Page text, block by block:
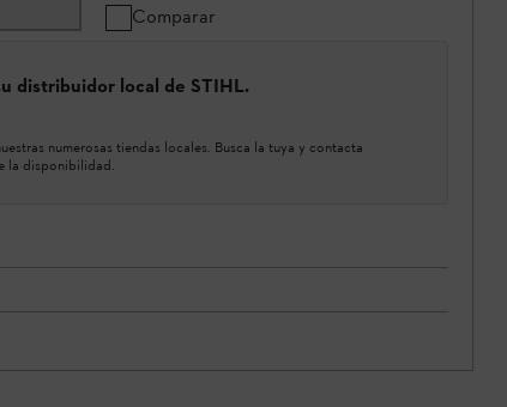
Comparar
distribuidor local de STIHL.
numerosas tiendas locales. Busca la tuya y contacta
la disponibilidad.